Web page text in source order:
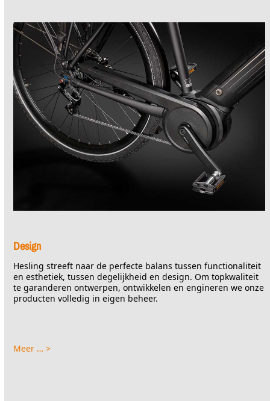
Design
Hesling streeft naar de perfecte balans tussen functionaliteit
en esthetiek, tussen degelijkheid en design. Om topkwaliteit
te garanderen ontwerpen, ontwikkelen en engineren we onze
producten volledig in eigen beheer.
Meer … >